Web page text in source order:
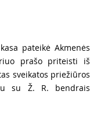
pateikė Akmenės
prašo priteisti iš
sveikatos priežiūros
su Ž. R. bendrais